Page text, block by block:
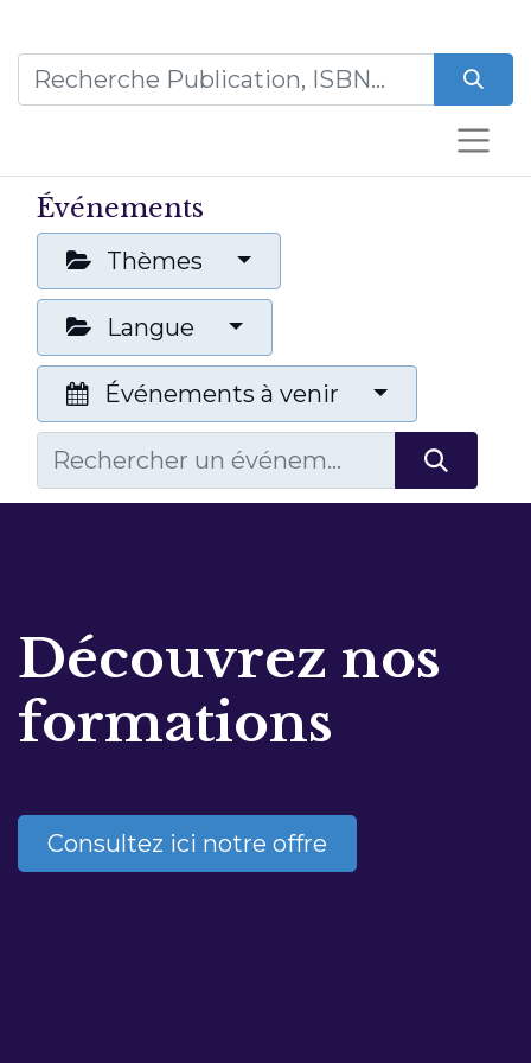
Événements
Thèmes
Langue
Événements à venir
Découvrez nos
formations
Consultez ici notre offre